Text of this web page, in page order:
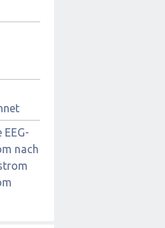
nach